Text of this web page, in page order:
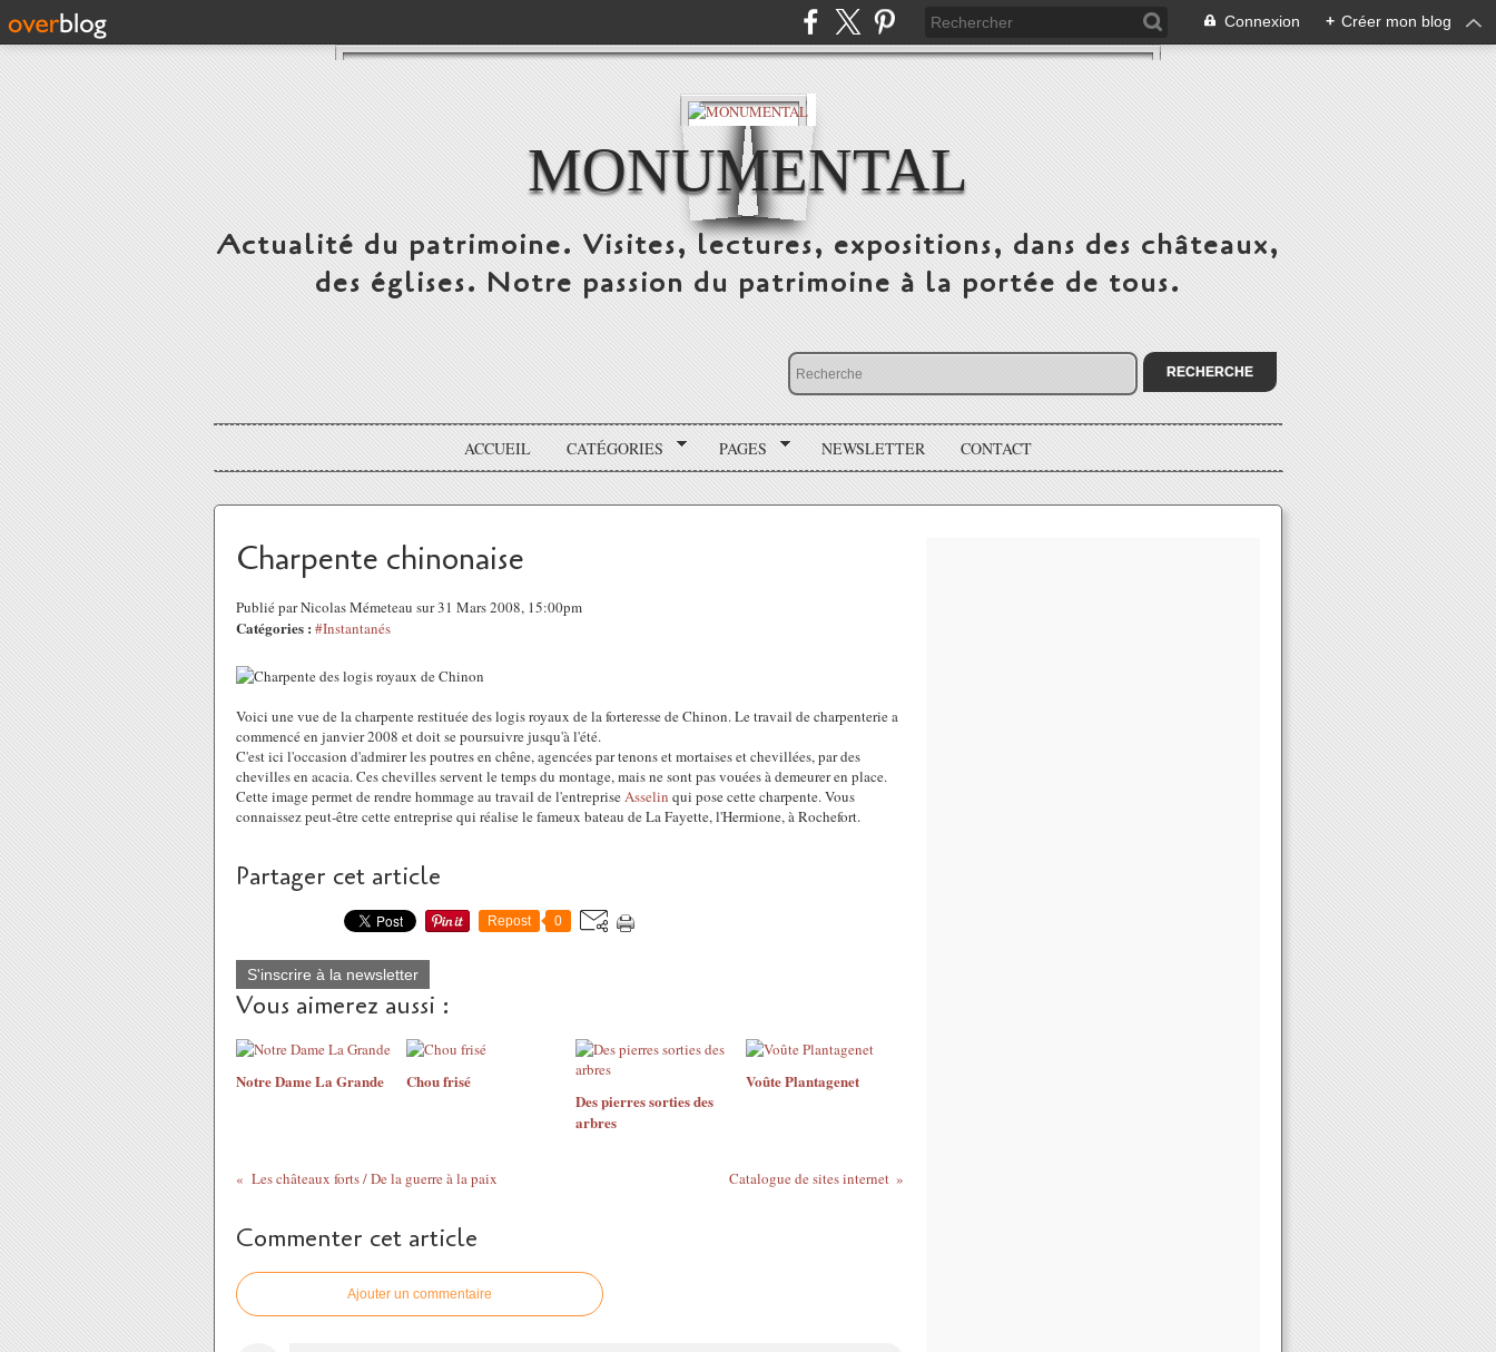
Connexion + Créer mon blog
MONUMENTAL
Actualité du patrimoine. Visites, lectures, expositions, dans des châteaux,
des églises. Notre passion du patrimoine à la portée de tous.
ACCUEIL CATÉGORIES PAGES NEWSLETTER CONTACT
Charpente chinonaise
Publié par Nicolas Mémeteau sur 31 Mars 2008, 15:00pm
Catégories : #Instantanés
Voici une vue de la charpente restituée des logis royaux de la forteresse de Chinon. Le travail de charpenterie a
commencé en janvier 2008 et doit se poursuivre jusqu'à l'été.
C'est ici l'occasion d'admirer les poutres en chêne, agencées par tenons et mortaises et chevillées, par des
chevilles en acacia. Ces chevilles servent le temps du montage, mais ne sont pas vouées à demeurer en place.
Cette image permet de rendre hommage au travail de l'entrepriseAsselin qui pose cette charpente. Vous
connaissez peut-être cette entreprise qui réalise le fameux bateau de La Fayette, l'Hermione, à Rochefort.
Partager cet article
Repost 0
S'inscrire à la newsletter
Vous aimerez aussi :
Notre Dame La Grande
Chou frisé
Des pierres sorties des
arbres
Voûte Plantagenet
Les châteaux forts / De la guerre à la paix Catalogue de sites internet
Commenter cet article
Ajouter un commentaire